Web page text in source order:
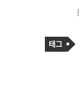
태
그